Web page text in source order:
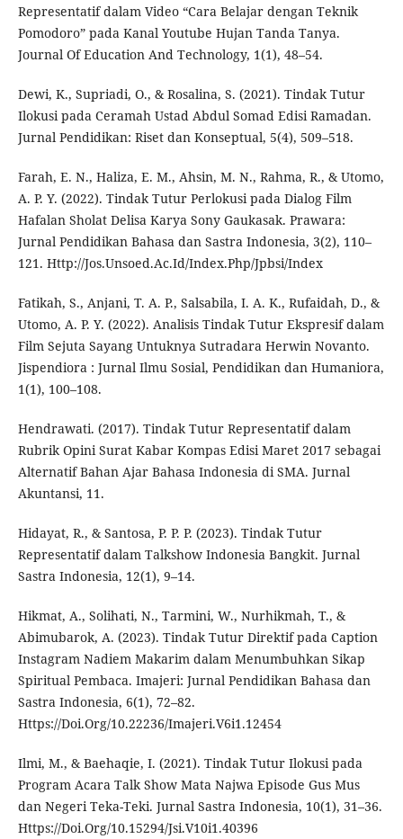
Representatif dalam Video “Cara Belajar dengan Teknik
Pomodoro” pada Kanal Youtube Hujan Tanda Tanya.
Journal Of Education And Technology, 1(1), 48–54.
Dewi, K., Supriadi, O., & Rosalina, S. (2021). Tindak Tutur
Ilokusi pada Ceramah Ustad Abdul Somad Edisi Ramadan.
Jurnal Pendidikan: Riset dan Konseptual, 5(4), 509–518.
Farah, E. N., Haliza, E. M., Ahsin, M. N., Rahma, R., & Utomo,
A. P. Y. (2022). Tindak Tutur Perlokusi pada Dialog Film
Hafalan Sholat Delisa Karya Sony Gaukasak. Prawara:
Jurnal Pendidikan Bahasa dan Sastra Indonesia, 3(2), 110–
121. Http://Jos.Unsoed.Ac.Id/Index.Php/Jpbsi/Index
Fatikah, S., Anjani, T. A. P., Salsabila, I. A. K., Rufaidah, D., &
Utomo, A. P. Y. (2022). Analisis Tindak Tutur Ekspresif dalam
Film Sejuta Sayang Untuknya Sutradara Herwin Novanto.
Jispendiora : Jurnal Ilmu Sosial, Pendidikan dan Humaniora,
1(1), 100–108.
Hendrawati. (2017). Tindak Tutur Representatif dalam
Rubrik Opini Surat Kabar Kompas Edisi Maret 2017 sebagai
Alternatif Bahan Ajar Bahasa Indonesia di SMA. Jurnal
Akuntansi, 11.
Hidayat, R., & Santosa, P. P. P. (2023). Tindak Tutur
Representatif dalam Talkshow Indonesia Bangkit. Jurnal
Sastra Indonesia, 12(1), 9–14.
Hikmat, A., Solihati, N., Tarmini, W., Nurhikmah, T., &
Abimubarok, A. (2023). Tindak Tutur Direktif pada Caption
Instagram Nadiem Makarim dalam Menumbuhkan Sikap
Spiritual Pembaca. Imajeri: Jurnal Pendidikan Bahasa dan
Sastra Indonesia, 6(1), 72–82.
Https://Doi.Org/10.22236/Imajeri.V6i1.12454
Ilmi, M., & Baehaqie, I. (2021). Tindak Tutur Ilokusi pada
Program Acara Talk Show Mata Najwa Episode Gus Mus
dan Negeri Teka-Teki. Jurnal Sastra Indonesia, 10(1), 31–36.
Https://Doi.Org/10.15294/Jsi.V10i1.40396